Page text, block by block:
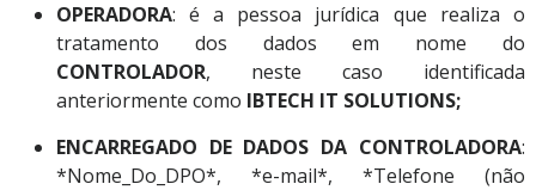
OPERADORA: é a pessoa jurídica que realiza o
tratamento dos dados em nome do
CONTROLADOR, neste caso identificada
anteriormente como IBTECH IT SOLUTIONS;
ENCARREGADO DE DADOS DA CONTROLADORA:
*Nome_Do_DPO*, *e-mail*, *Telefone (não